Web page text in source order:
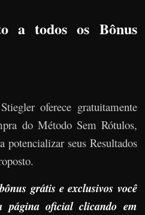
a todos os Bônus
oferece gratuitamente
do Método Sem Rótulos,
potencializar seus Resultados
grátis e exclusivos você
página oficial clicando em